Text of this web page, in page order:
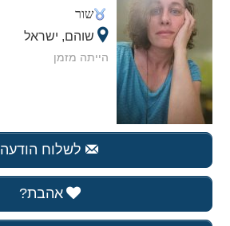
שור
שוהם, ישראל
הייתה מזמן
לשלוח הודעה
אהבת?